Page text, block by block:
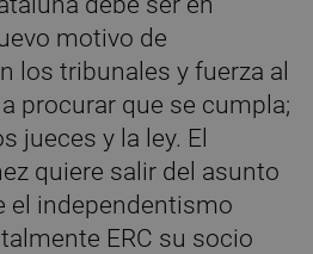
motivo de
los tribunales y fuerza al
procurar que se cumpla;
jueces y la ley. El
quiere salir del asunto
el independentismo
ERC su socio